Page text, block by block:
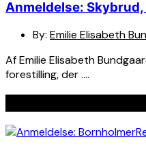
Anmeldelse:
By: Emilie Elisabeth
Af Emilie Elisabeth
forestilling, der ….